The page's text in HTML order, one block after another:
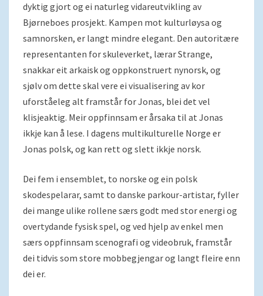
dyktig gjort og ei naturleg vidareutvikling av
Bjørneboes prosjekt. Kampen mot kulturløysa og
samnorsken, er langt mindre elegant. Den autoritære
representanten for skuleverket, lærar Strange,
snakkar eit arkaisk og oppkonstruert nynorsk, og
sjølv om dette skal vere ei visualisering av kor
uforståeleg alt framstår for Jonas, blei det vel
klisjeaktig. Meir oppfinnsam er årsaka til at Jonas
ikkje kan å lese. I dagens multikulturelle Norge er
Jonas polsk, og kan rett og slett ikkje norsk.
Dei fem i ensemblet, to norske og ein polsk
skodespelarar, samt to danske parkour-artistar, fyller
dei mange ulike rollene særs godt med stor energi og
overtydande fysisk spel, og ved hjelp av enkel men
særs oppfinnsam scenografi og videobruk, framstår
dei tidvis som store mobbegjengar og langt fleire enn
dei er.